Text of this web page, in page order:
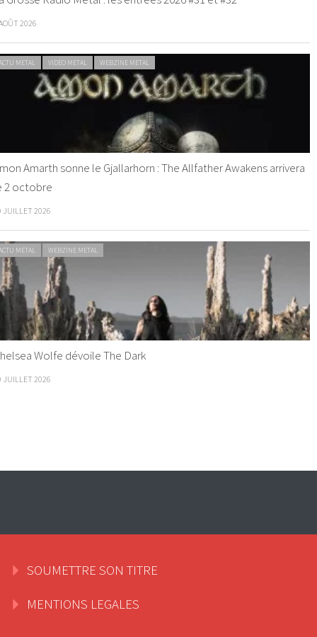
2026
METAL VIDEO METAL WEBZINE METAL
Amarth sonne le Gjallarhorn : The Allfather Awakens arrivera
2 octobre
JUILLET 2026
METAL WEBZINE METAL
Wolfe dévoile The Dark
JUILLET 2026
SOUMETTRE SON TITRE
MENTIONS LEGALES